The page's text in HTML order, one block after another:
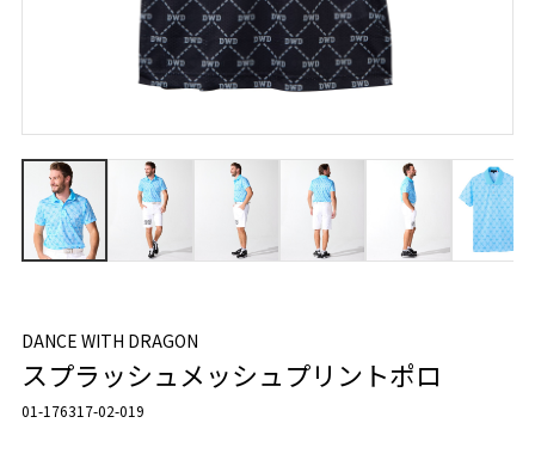
DANCE WITH DRAGON
スプラッシュメッシュプリントポロ
01-176317-02-019